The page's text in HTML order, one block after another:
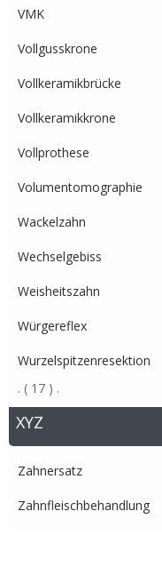
VMK
Vollgusskrone
Vollkeramikbrücke
Vollkeramikkrone
Vollprothese
Volumentomographie
Wackelzahn
Wechselgebiss
Weisheitszahn
Würgereflex
Wurzelspitzenresektion
. ( 17 ) .
XYZ
Zahnersatz
Zahnfleischbehandlung